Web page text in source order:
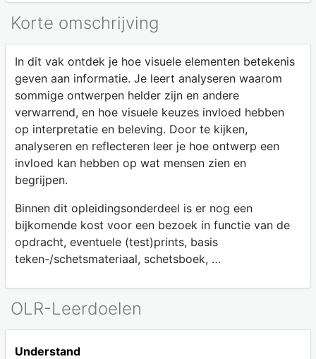
Korte omschrijving
In dit vak ontdek je hoe visuele elementen betekenis
geven aan informatie. Je leert analyseren waarom
sommige ontwerpen helder zijn en andere
verwarrend, en hoe visuele keuzes invloed hebben
op interpretatie en beleving. Door te kijken,
analyseren en reflecteren leer je hoe ontwerp een
invloed kan hebben op wat mensen zien en
begrijpen.
Binnen dit opleidingsonderdeel is er nog een
bijkomende kost voor een bezoek in functie van de
opdracht, eventuele (test)prints, basis
teken-/schetsmateriaal, schetsboek, …
OLR-Leerdoelen
Understand